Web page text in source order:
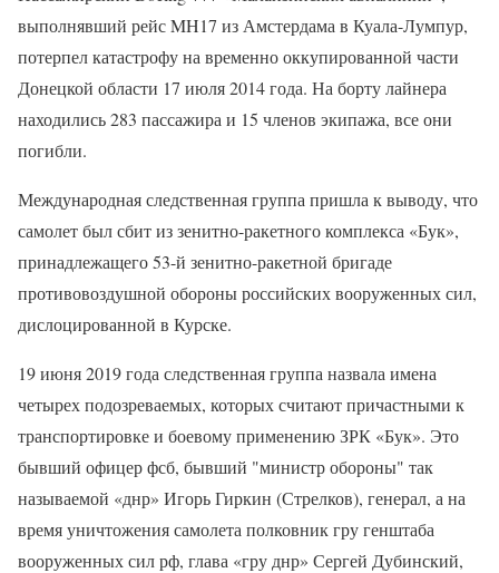
выполнявший рейс MH17 из Амстердама в Куала-Лумпур,
потерпел катастрофу на временно оккупированной части
Донецкой области 17 июля 2014 года. На борту лайнера
находились 283 пассажира и 15 членов экипажа, все они
погибли.
Международная следственная группа пришла к выводу, что
самолет был сбит из зенитно-ракетного комплекса «Бук»,
принадлежащего 53-й зенитно-ракетной бригаде
противовоздушной обороны российских вооруженных сил,
дислоцированной в Курске.
19 июня 2019 года следственная группа назвала имена
четырех подозреваемых, которых считают причастными к
транспортировке и боевому применению ЗРК «Бук». Это
бывший офицер фсб, бывший "министр обороны" так
называемой «днр» Игорь Гиркин (Стрелков), генерал, а на
время уничтожения самолета полковник гру генштаба
вооруженных сил рф, глава «гру днр» Сергей Дубинский,